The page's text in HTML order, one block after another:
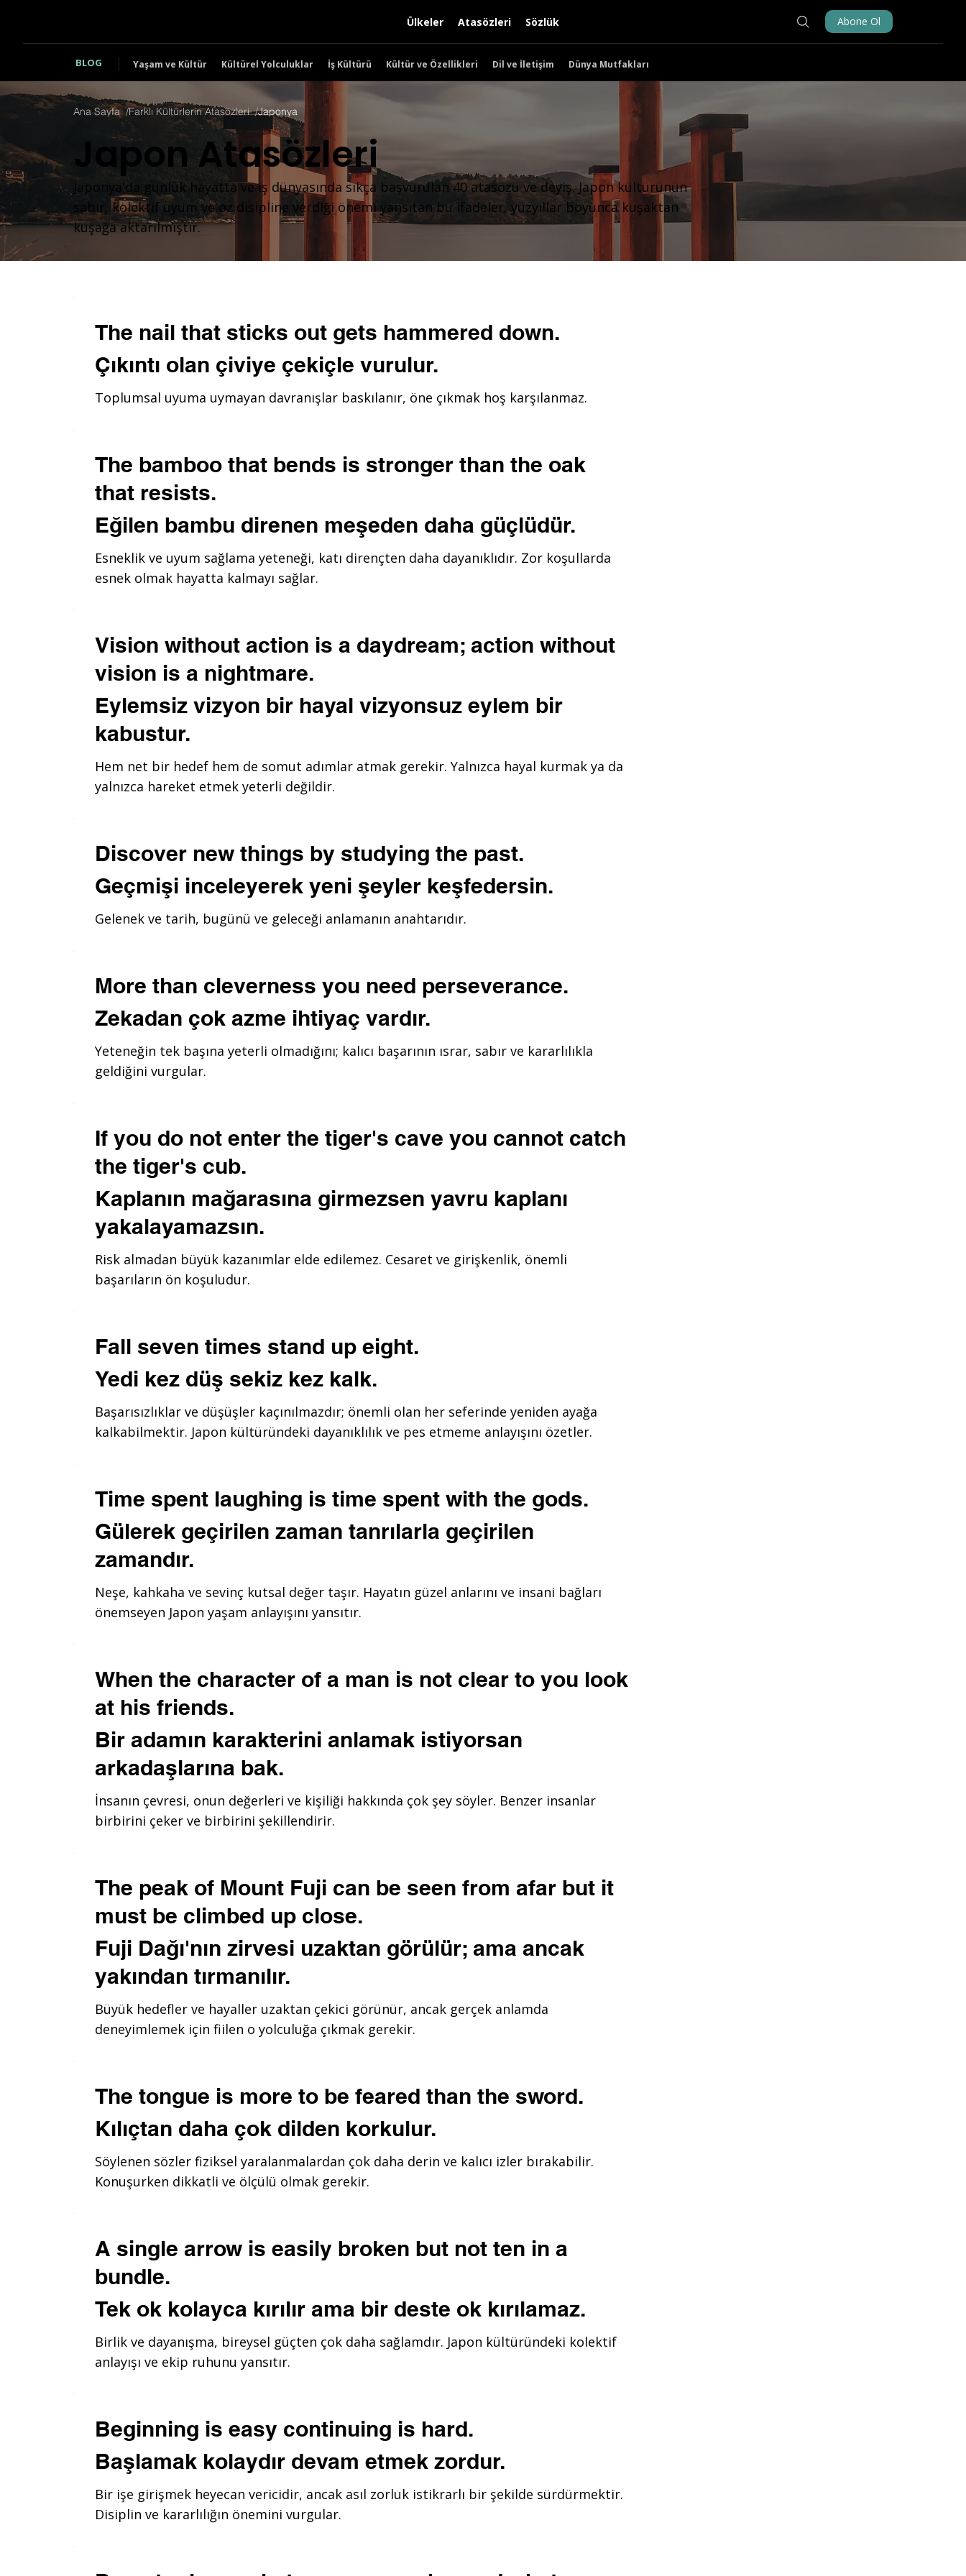
BLOG Yaşam ve Kültür Kültürel Yolculuklar İş Kültürü Kültür ve Özellikleri Dil ve İletişim Dünya Mutfakları
Ülkeler Atasözleri Sözlük Abone Ol
Ana Sayfa /Farklı Kültürlerin Atasözleri /Japonya
Japon Atasözleri
Japonya'da günlük hayatta ve iş dünyasında sıkça başvurulan 40 atasözü ve deyiş. Japon kültürünün
sabır, kolektif uyum ve öz disipline verdiği önemi yansıtan bu ifadeler, yüzyıllar boyunca kuşaktan
kuşağa aktarılmıştır.
The nail that sticks out gets hammered down.
Çıkıntı olan çiviye çekiçle vurulur.
Toplumsal uyuma uymayan davranışlar baskılanır, öne çıkmak hoş karşılanmaz.
The bamboo that bends is stronger than the oak
that resists.
Eğilen bambu direnen meşeden daha güçlüdür.
Esneklik ve uyum sağlama yeteneği, katı dirençten daha dayanıklıdır. Zor koşullarda
esnek olmak hayatta kalmayı sağlar.
Vision without action is a daydream; action without
vision is a nightmare.
Eylemsiz vizyon bir hayal vizyonsuz eylem bir
kabustur.
Hem net bir hedef hem de somut adımlar atmak gerekir. Yalnızca hayal kurmak ya da
yalnızca hareket etmek yeterli değildir.
Discover new things by studying the past.
Geçmişi inceleyerek yeni şeyler keşfedersin.
Gelenek ve tarih, bugünü ve geleceği anlamanın anahtarıdır.
More than cleverness you need perseverance.
Zekadan çok azme ihtiyaç vardır.
Yeteneğin tek başına yeterli olmadığını; kalıcı başarının ısrar, sabır ve kararlılıkla
geldiğini vurgular.
If you do not enter the tiger's cave you cannot catch
the tiger's cub.
Kaplanın mağarasına girmezsen yavru kaplanı
yakalayamazsın.
Risk almadan büyük kazanımlar elde edilemez. Cesaret ve girişkenlik, önemli
başarıların ön koşuludur.
Fall seven times stand up eight.
Yedi kez düş sekiz kez kalk.
Başarısızlıklar ve düşüşler kaçınılmazdır; önemli olan her seferinde yeniden ayağa
kalkabilmektir. Japon kültüründeki dayanıklılık ve pes etmeme anlayışını özetler.
Time spent laughing is time spent with the gods.
Gülerek geçirilen zaman tanrılarla geçirilen
zamandır.
Neşe, kahkaha ve sevinç kutsal değer taşır. Hayatın güzel anlarını ve insani bağları
önemseyen Japon yaşam anlayışını yansıtır.
When the character of a man is not clear to you look
at his friends.
Bir adamın karakterini anlamak istiyorsan
arkadaşlarına bak.
İnsanın çevresi, onun değerleri ve kişiliği hakkında çok şey söyler. Benzer insanlar
birbirini çeker ve birbirini şekillendirir.
The peak of Mount Fuji can be seen from afar but it
must be climbed up close.
Fuji Dağı'nın zirvesi uzaktan görülür; ama ancak
yakından tırmanılır.
Büyük hedefler ve hayaller uzaktan çekici görünür, ancak gerçek anlamda
deneyimlemek için fiilen o yolculuğa çıkmak gerekir.
The tongue is more to be feared than the sword.
Kılıçtan daha çok dilden korkulur.
Söylenen sözler fiziksel yaralanmalardan çok daha derin ve kalıcı izler bırakabilir.
Konuşurken dikkatli ve ölçülü olmak gerekir.
A single arrow is easily broken but not ten in a
bundle.
Tek ok kolayca kırılır ama bir deste ok kırılamaz.
Birlik ve dayanışma, bireysel güçten çok daha sağlamdır. Japon kültüründeki kolektif
anlayışı ve ekip ruhunu yansıtır.
Beginning is easy continuing is hard.
Başlamak kolaydır devam etmek zordur.
Bir işe girişmek heyecan vericidir, ancak asıl zorluk istikrarlı bir şekilde sürdürmektir.
Disiplin ve kararlılığın önemini vurgular.